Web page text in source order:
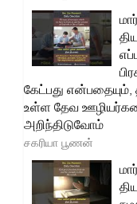
கேட்பது
உள்ள தேவ
அறிந்திடுவோம்
சகரியா பூணன்